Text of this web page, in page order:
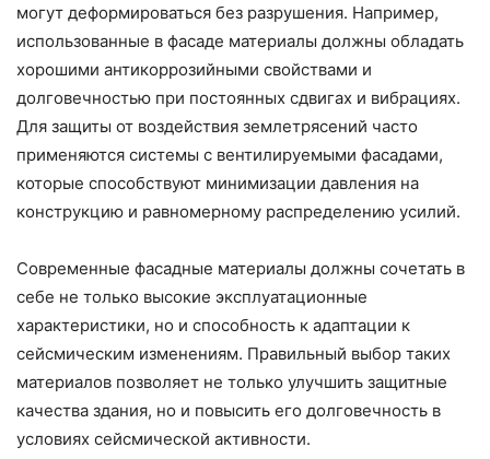
могут деформироваться без разрушения. Например,
использованные в фасаде материалы должны обладать
хорошими антикоррозийными свойствами и
долговечностью при постоянных сдвигах и вибрациях.
Для защиты от воздействия землетрясений часто
применяются системы с вентилируемыми фасадами,
которые способствуют минимизации давления на
конструкцию и равномерному распределению усилий.
Современные фасадные материалы должны сочетать в
себе не только высокие эксплуатационные
характеристики, но и способность к адаптации к
сейсмическим изменениям. Правильный выбор таких
материалов позволяет не только улучшить защитные
качества здания, но и повысить его долговечность в
условиях сейсмической активности.